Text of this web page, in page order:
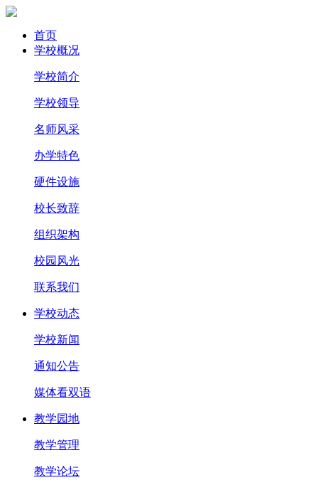
首页
学校概况
学校简介
学校领导
名师风采
办学特色
硬件设施
校长致辞
组织架构
校园风光
联系我们
学校动态
学校新闻
通知公告
媒体看双语
教学园地
教学管理
教学论坛